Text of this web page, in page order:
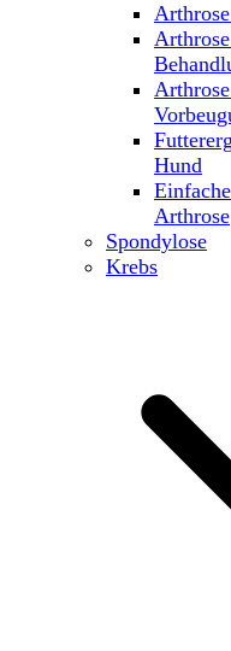
Hund
Arthrose
Spondylose
Krebs